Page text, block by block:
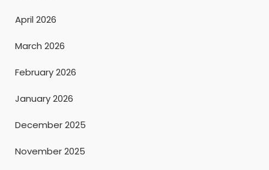
April 2026
March 2026
February 2026
January 2026
December 2025
November 2025